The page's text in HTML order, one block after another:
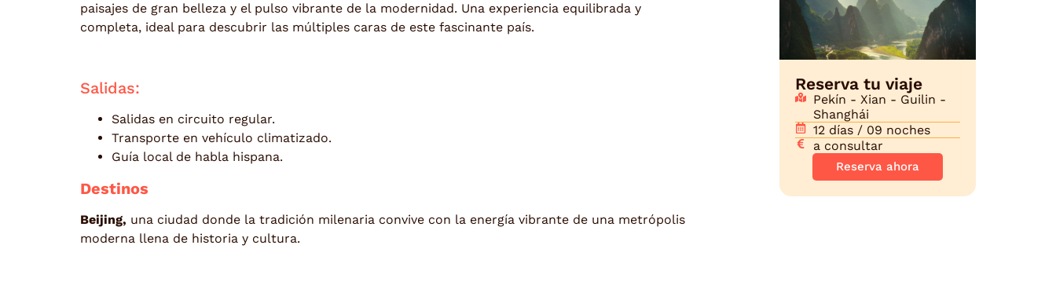
paisajes de gran belleza y el pulso vibrante de la modernidad. Una experiencia equilibrada y
completa, ideal para descubrir las múltiples caras de este fascinante país.
Salidas:
Salidas en circuito regular.
Transporte en vehículo climatizado.
Guía local de habla hispana.
Destinos
Beijing, una ciudad donde la tradición milenaria convive con la energía vibrante de una metrópolis
moderna llena de historia y cultura.
Reserva tu viaje
Pekín - Xian - Guilin -
Shanghái
12 días / 09 noches
a consultar
Reserva ahora